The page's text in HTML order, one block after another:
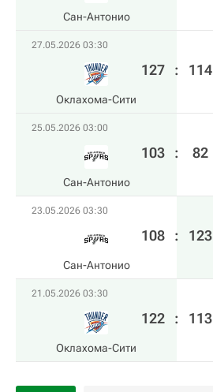
Сан-Антонио
27.05.2026 03:30
Оклахома-Сити
127 : 114
25.05.2026 03:00
Сан-Антонио
103 : 82
23.05.2026 03:30
Сан-Антонио
108 : 123
21.05.2026 03:30
Оклахома-Сити
122 : 113